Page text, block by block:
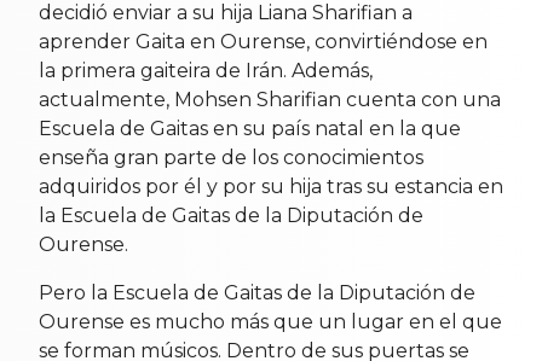
decidió enviar a su hija Liana Sharifian a
aprender Gaita en Ourense, convirtiéndose en
la primera gaiteira de Irán. Además,
actualmente, Mohsen Sharifian cuenta con una
Escuela de Gaitas en su país natal en la que
enseña gran parte de los conocimientos
adquiridos por él y por su hija tras su estancia en
la Escuela de Gaitas de la Diputación de
Ourense.
Pero la Escuela de Gaitas de la Diputación de
Ourense es mucho más que un lugar en el que
se forman músicos. Dentro de sus puertas se